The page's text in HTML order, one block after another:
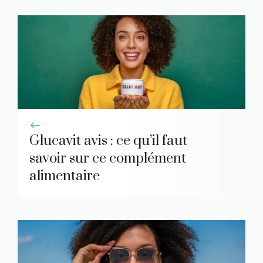
Glucavit avis : ce qu’il faut
savoir sur ce complément
alimentaire